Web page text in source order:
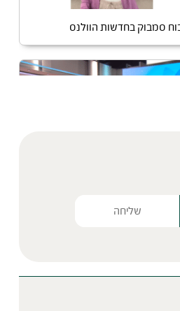
סמבוק בחדשות הוולנס